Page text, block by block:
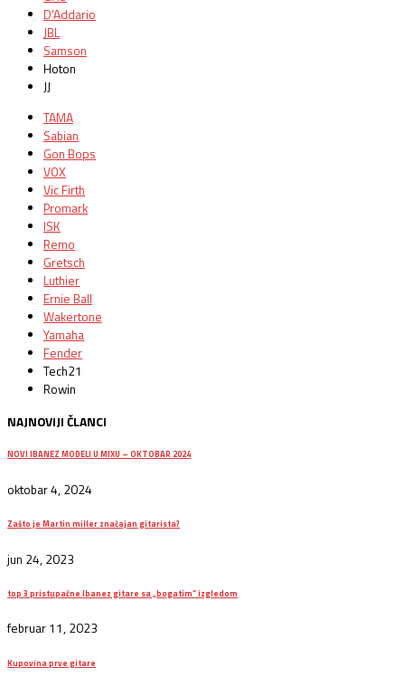
D’Addario
JBL
Samson
Hoton
JJ
TAMA
Sabian
Gon Bops
VOX
Vic Firth
Promark
ISK
Remo
Gretsch
Luthier
Ernie Ball
Wakertone
Yamaha
Fender
Tech21
Rowin
NAJNOVIJI ČLANCI
NOVI IBANEZ MODELI U MIXU – OKTOBAR 2024
oktobar 4, 2024
Zašto je Martin miller značajan gitarista?
jun 24, 2023
top 3 pristupačne Ibanez gitare sa „bogatim“ izgledom
februar 11, 2023
Kupovina prve gitare